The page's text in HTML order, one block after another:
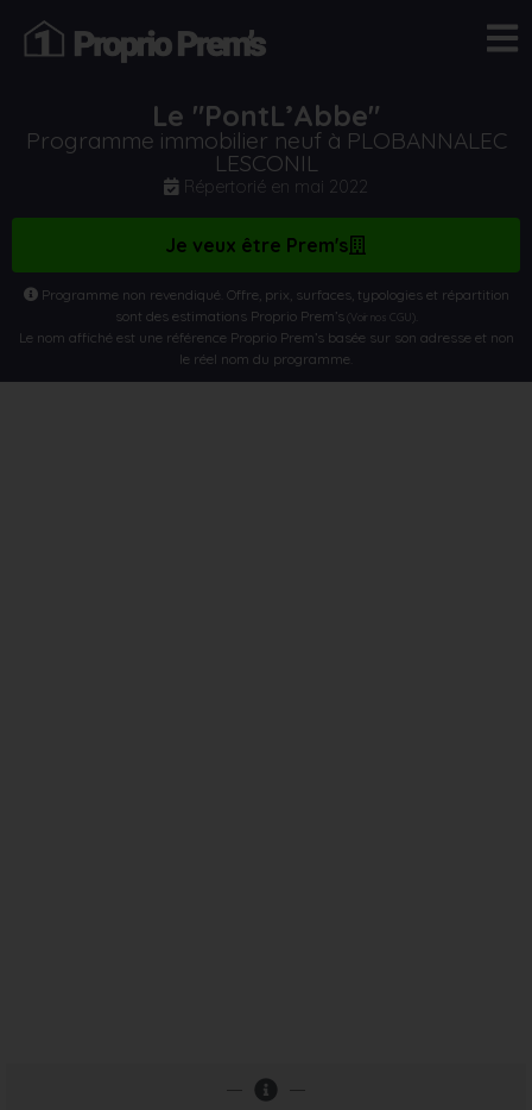
Le "PontL’Abbe"
Programme immobilier neuf à PLOBANNALEC
LESCONIL
Répertorié en mai 2022
Je veux être Prem's
Programme non revendiqué. Offre, prix, surfaces, typologies et répartition
sont des estimations Proprio Prem’s(Voir nos CGU)
Le nom affiché est une référence Proprio Prem’s basée sur son adresse et non
le réel nom du programme.